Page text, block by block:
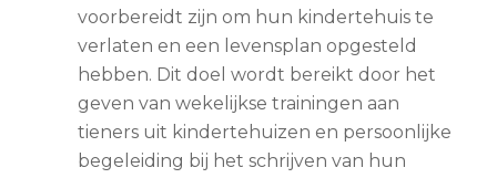
voorbereidt zijn om hun kindertehuis te
verlaten en een levensplan opgesteld
hebben. Dit doel wordt bereikt door het
geven van wekelijkse trainingen aan
tieners uit kindertehuizen en persoonlijke
begeleiding bij het schrijven van hun